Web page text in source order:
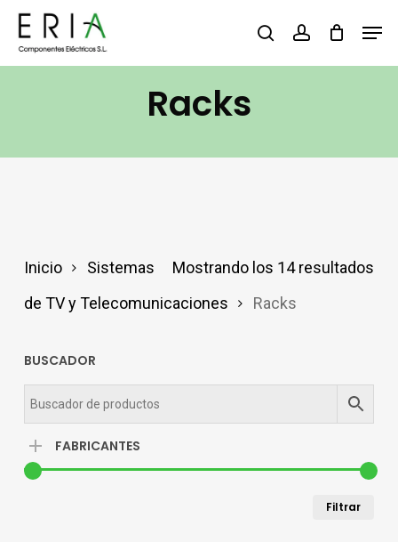
Saltar
contenido
buscaraccount
Racks
Mostrando los 14 resultados
Inicio
Sistemas
de TV y Telecomunicaciones
Racks
BUSCADOR
FABRICANTES
Filtrar